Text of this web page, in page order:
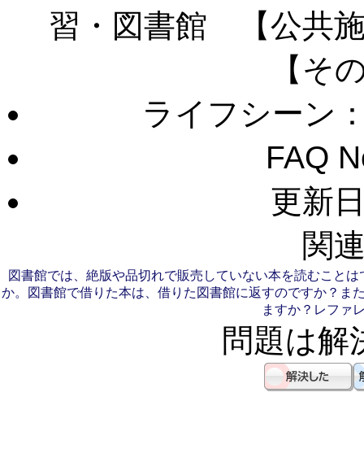
習・図書館 【公共
【そ
ライフシーン
FAQ
更新
関
図書館では、絶版や品切れで販売していない本を読むことは
か。
図書館で借りた本は、借りた図書館に返すのですか？ま
ますか？ レファ
問題は解